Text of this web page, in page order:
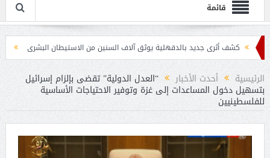
قائمة
جديد بالدقهلية يوثق آلاف السنين من الاستيطان البشرى اتحاد الكرة يطلب
الرئيسية أحدث الأخبار “العدل الدولية” تقضى بإلزام إسرائيل
بتسهيل دخول المساعدات إلى غزة وتوفير الاحتياجات الأساسية
للفلسطينيين